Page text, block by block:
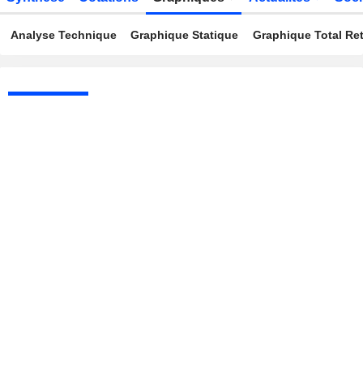
Analyse Technique Graphique Statique Graphique Total